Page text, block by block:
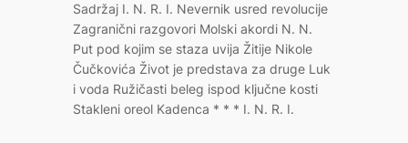
Sadržaj I. N. R. I. Nevernik usred revolucije
Zagranični razgovori Molski akordi N. N.
Put pod kojim se staza uvija Žitije Nikole
Čučkovića Život je predstava za druge Luk
i voda Ružičasti beleg ispod ključne kosti
Stakleni oreol Kadenca * * * I. N. R. I.